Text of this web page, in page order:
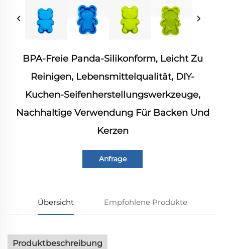
BPA-Freie Panda-Silikonform, Leicht Zu
Reinigen, Lebensmittelqualität, DIY-
Kuchen-Seifenherstellungswerkzeuge,
Nachhaltige Verwendung Für Backen Und
Kerzen
Anfrage
Übersicht Empfohlene Produkte
Produktbeschreibung